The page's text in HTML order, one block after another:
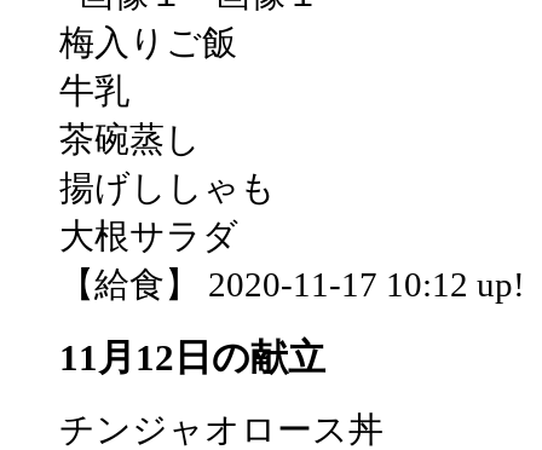
梅入りご飯
牛乳
茶碗蒸し
揚げししゃも
大根サラダ
【給食】 2020-11-17 10:12 up!
11月12日の献立
チンジャオロース丼